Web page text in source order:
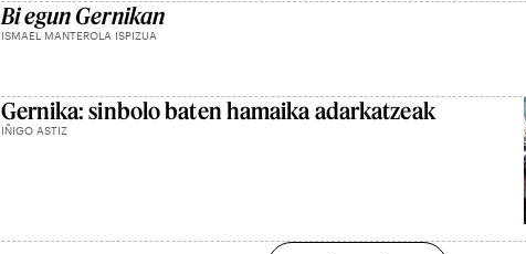
Bi egun Gernikan
ISMAEL MANTEROLA ISPIZUA
Gernika: sinbolo baten hamaika adarkatzeak
IÑIGO ASTIZ